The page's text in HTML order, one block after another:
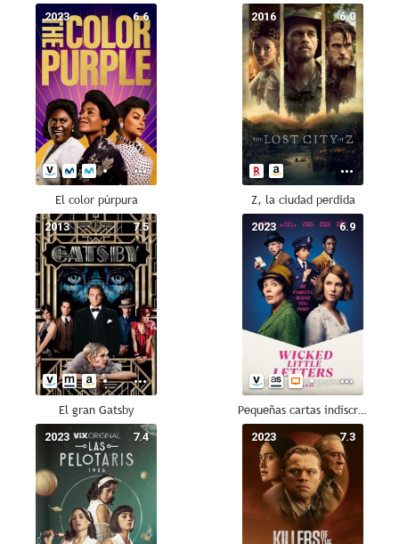
6.6
2023
El color púrpura
6.0
2016
Z, la ciudad perdida
7.5
2013
El gran Gatsby
6.9
2023
Pequeñas cartas indiscretas
7.4
2023 7.3
2023